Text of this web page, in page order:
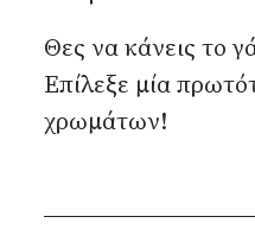
Θες να κάνεις το
Επίλεξε μία
χρωμάτων!